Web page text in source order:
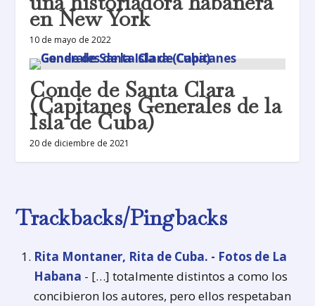
en New York
10 de mayo de 2022
Conde de Santa Clara
(Capitanes Generales de la
Isla de Cuba)
20 de diciembre de 2021
Trackbacks/Pingbacks
Rita Montaner, Rita de Cuba. - Fotos de La
Habana - […] totalmente distintos a como los
concibieron los autores, pero ellos respetaban